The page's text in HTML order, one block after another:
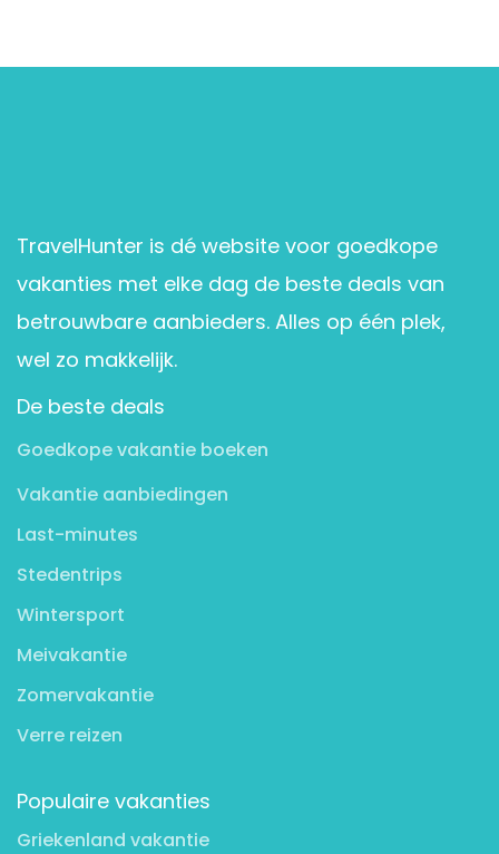
TravelHunter is dé website voor goedkope
vakanties met elke dag de beste deals van
betrouwbare aanbieders. Alles op één plek,
wel zo makkelijk.
De beste deals
Goedkope vakantie boeken
Vakantie aanbiedingen
Last-minutes
Stedentrips
Wintersport
Meivakantie
Zomervakantie
Verre reizen
Populaire vakanties
Griekenland vakantie